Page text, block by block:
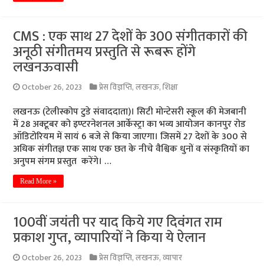
CMS : एक साथ 27 देशों के 300 संगीतकारों की
अनूठी संगीतमय प्रस्तुति से रूबरू होंगे
लखनऊवासी
October 26, 2023 प्रेस विज्ञप्ति,लखनऊ,शिक्षा
लखनऊ (टेलीस्कोप टुडे संवाददाता)। सिटी मोन्टेसरी स्कूल की मेजबानी
में 28 अक्टूबर को इण्टरनेशनल आर्केस्ट्रा का भव्य आयोजन कानपुर रोड
ऑडिटोरियम में सायं 6 बजे से किया जाएगा। जिसमें 27 देशों के 300 से
अधिक संगीतज्ञ एक साथ एक छत के नीचे वैश्विक धुनों व संस्कृतियों का
अनुपम संगम प्रस्तुत करेंगे। …
Read More »
100वीं जयंती पर याद किये गए दिवंगत राम
प्रकाश गुप्त, व्यापारियों ने किया ये ऐलान
October 26, 2023 प्रेस विज्ञप्ति,लखनऊ,व्यापार